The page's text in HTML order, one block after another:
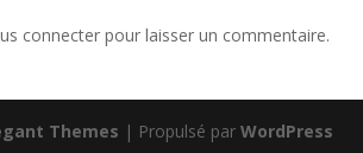
connecter pour laisser un commentaire.
Themes | Propulsé parWordPress